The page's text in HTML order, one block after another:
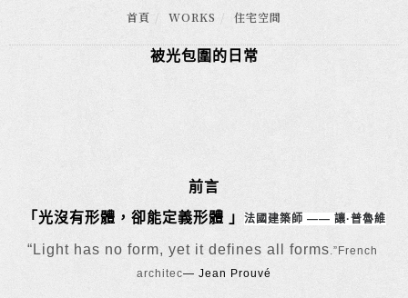
首頁 WORKS 住宅空間
被光包圍的日常
前言
「光沒有形體，卻能定義形體 」 法國建築師 —— 讓·普魯維
“Light has no form, yet it defines all forms.”French
architec— Jean Prouvé